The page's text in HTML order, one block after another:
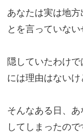
あなたは実は地
とを言っていない
隠していたわけ
には理由はないけ
そんなある日、
してしまったので